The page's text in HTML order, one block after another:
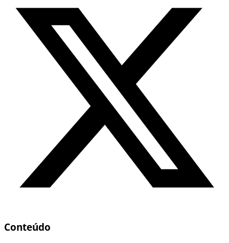
Conteúdo